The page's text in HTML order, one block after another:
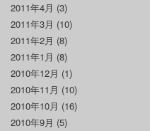
2011年4月 (3)
2011年3月 (10)
2011年2月 (8)
2011年1月 (8)
2010年12月 (1)
2010年11月 (10)
2010年10月 (16)
2010年9月 (5)